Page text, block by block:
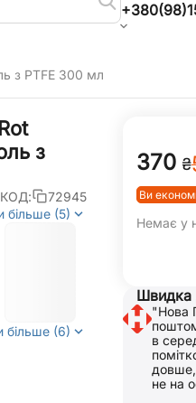
з PTFE 300 мл
з
КОД:
72945
більше (5)
більше (6)
‍370‍ ₴
Ви
Немає у
Швидка
"Нова
в
довше,
не на